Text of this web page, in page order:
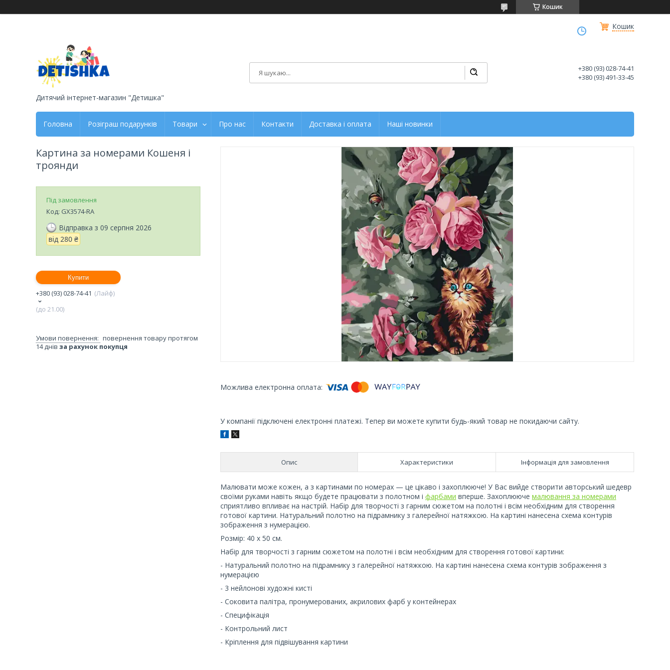
Кошик
Кошик
Дитячий інтернет-магазин "Детишка"
+380 (93) 028-74-41
+380 (93) 491-33-45
Головна Розіграш подарунків Товари Про нас Контакти Доставка і оплата Наші новинки
У компанії підключені електронні платежі. Тепер ви можете купити будь-який товар не покидаючи сайту.
Опис Характеристики Інформація для замовлення
Малювати може кожен, а з картинами по номерах — це цікаво і захоплююче! У Вас вийде створити авторський шедевр
своїми руками навіть якщо будете працювати з полотном і фарбами вперше. Захоплююче малювання за номерами
сприятливо впливає на настрій. Набір для творчості з гарним сюжетом на полотні і всім необхідним для створення
готової картини. Натуральний полотно на підрамнику з галерейної натяжкою. На картині нанесена схема контурів
зображення з нумерацією.
Розмір: 40 х 50 см.
Набір для творчості з гарним сюжетом на полотні і всім необхідним для створення готової картини:
- Натуральний полотно на підрамнику з галерейної натяжкою. На картині нанесена схема контурів зображення з
нумерацією
- 3 нейлонові художні кисті
- Соковита палітра, пронумерованих, акрилових фарб у контейнерах
- Специфікація
- Контрольний лист
- Кріплення для підвішування картини
Картина за номерами Кошеня і
троянди
Під замовлення
Код: GX3574-RA
Відправка з 09 серпня 2026
від 280 ₴
Купити
+380 (93) 028-74-41
Лайф
(до 21.00)
повернення товару протягом
14 днів за рахунок покупця